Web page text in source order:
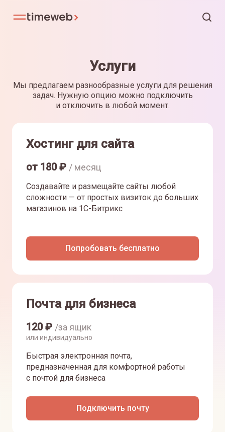
Услуги
Мы предлагаем разнообразные услуги для решения
задач. Нужную опцию можно подключить
и отключить в любой момент.
Хостинг для сайта
от 180₽ / месяц
Создавайте и размещайте сайты любой
сложности — от простых визиток до больших
магазинов на 1С-Битрикс
Попробовать бесплатно
Почта для бизнеса
120₽ /за ящик
или индивидуально
Быстрая электронная почта,
предназначенная для комфортной работы
с почтой для бизнеса
Подключить почту